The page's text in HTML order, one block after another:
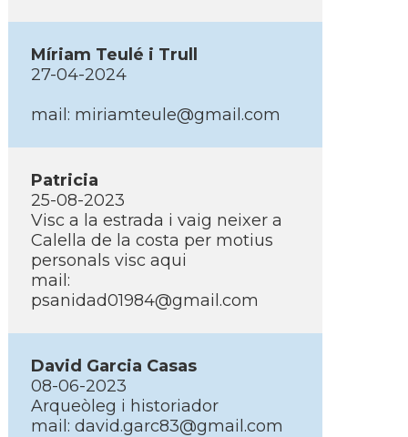
Mí­riam Teulé i Trull
27-04-2024
mail: miriamteule@gmail.com
Patricia
25-08-2023
Visc a la estrada i vaig neixer a
Calella de la costa per motius
personals visc aqui
mail:
psanidad01984@gmail.com
David Garcia Casas
08-06-2023
Arqueòleg i historiador
mail: david.garc83@gmail.com